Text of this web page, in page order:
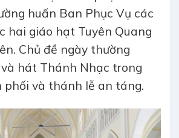
huấn Ban Phục Vụ các
hai giáo hạt Tuyên Quang
Chủ đề ngày thường
hát Thánh Nhạc trong
phối và thánh lễ an táng.